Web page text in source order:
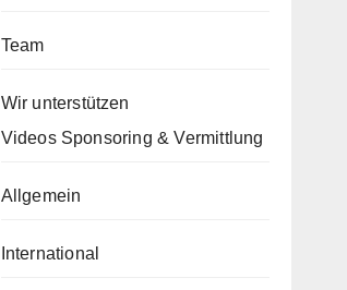
Team
Wir unterstützen
Videos Sponsoring & Vermittlung
Allgemein
International